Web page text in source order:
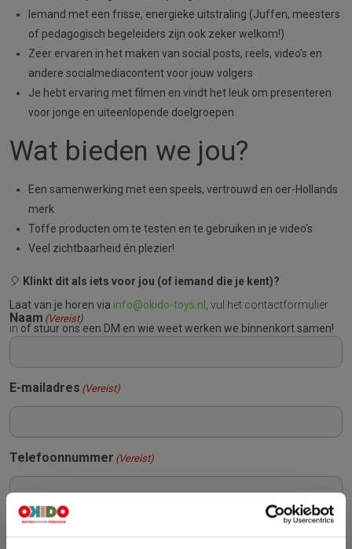
Iemand met een frisse, energieke uitstraling (Juffen, meesters
of pedagogisch begeleiders zijn ook zeker welkom!)
Zeer ervaren in het maken van social posts, reels, video’s en
andere socialmediacontent voor jouw volgers
Je hebt ervaring met filmen en vindt het leuk om presenteren
voor jonge en uiteenlopende doelgroepen
Wat bieden we jou?
Een samenwerking met een speels, vertrouwd en oer-Hollands
merk
Toffe producten om te testen en te gebruiken in je video’s
Veel zichtbaarheid én plezier!
🎈 Klinkt dit als iets voor jou (of iemand die je kent)?
Laat van je horen via info@okido-toys.nl
, vul het contactformulier
in of stuur ons een DM en wie weet werken we binnenkort samen!
Naam (Vereist)
E-mailadres (Vereist)
Telefoonnummer (Vereist)
Link naar social media #1